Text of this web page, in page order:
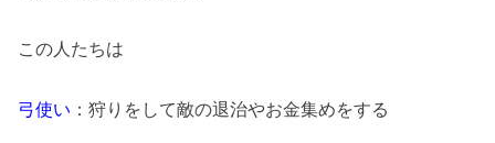
この人たちは
弓使い ：狩りをして敵の退治やお金集めをする